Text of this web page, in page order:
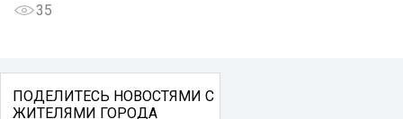
35
ПОДЕЛИТЕСЬ НОВОСТЯМИ С
ЖИТЕЛЯМИ ГОРОДА